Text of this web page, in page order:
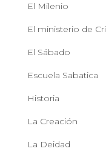
El Milenio
El ministerio de
El Sábado
Escuela Sabatica
Historia
La Creación
La Deidad